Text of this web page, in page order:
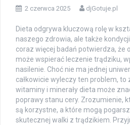
2 czerwca 2025 djGotuje.pl
Dieta odgrywa kluczową rolę w
naszego zdrowia, ale także
coraz więcej badań potwierdza, że
może wspierać leczenie trądziku,
nasilenie. Choć nie ma jednej
całkowicie wyleczy ten problem,
witaminy i minerały dieta może
poprawy stanu cery. Zrozumienie,
są korzystne, a które mogą
skutecznej walki z trądzikiem.